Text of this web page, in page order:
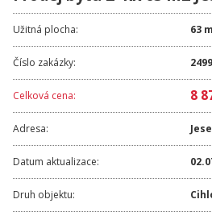
SLUŽBY
KARIÉRA
FINANCOVÁNÍ / HYPOTÉKA
Užitná plocha: 63 m
Číslo zakázky:
Celková cena: 8
Adresa:
Datum aktualizace:
Druh objektu: